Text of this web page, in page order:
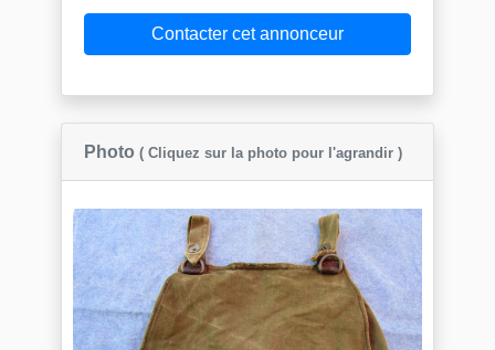
Contacter cet annonceur
Photo ( Cliquez sur la photo pour l'agrandir )